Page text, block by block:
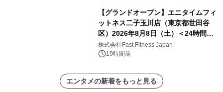
【グランドオープン】エニタイムフィ
ットネス二子玉川店（東京都世田谷
区）2026年8月8日（土）＜24時間年
中無休のフィットネスジム＞
株式会社Fast Fitness Japan
19時間前
エンタメの新着をもっと見る